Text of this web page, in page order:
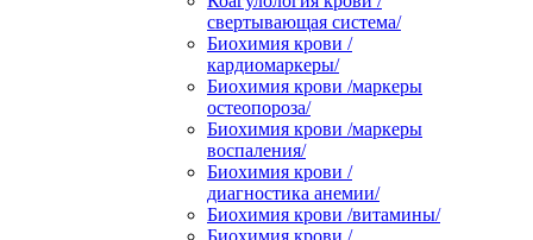
свертывающая система/
Биохимия крови /
кардиомаркеры/
Биохимия крови /маркеры
остеопороза/
Биохимия крови /маркеры
воспаления/
Биохимия крови /
диагностика анемии/
Биохимия крови /витамины/
Биохимия крови /